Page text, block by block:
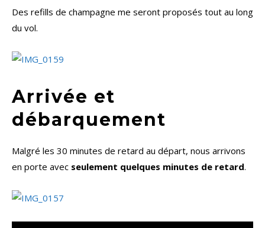
Des refills de champagne me seront proposés tout au long
du vol.
Arrivée et
débarquement
Malgré les 30 minutes de retard au départ, nous arrivons
en porte avec seulement quelques minutes de retard.